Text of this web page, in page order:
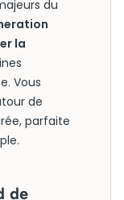
du
la
Vous
de
parfaite
de